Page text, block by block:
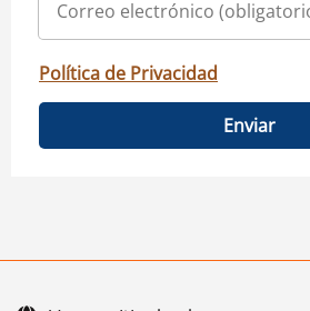
Política de Privacidad
Enviar